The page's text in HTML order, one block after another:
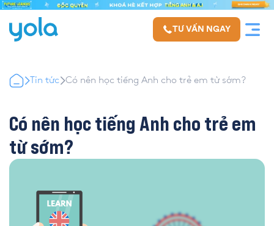
TƯ VẤN NGAY
Tin tức Có nên học tiếng Anh cho trẻ em từ sớm?
Có nên học tiếng Anh cho trẻ em
từ sớm?